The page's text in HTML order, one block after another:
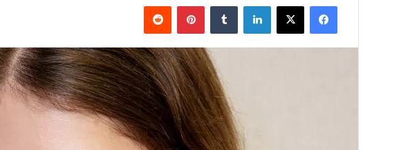
فيسبوك لينكدإن بينتيريست